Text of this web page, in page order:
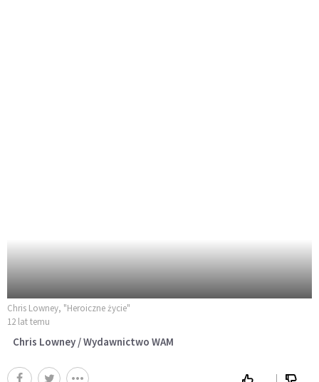
Chris Lowney, "Heroiczne życie"
12 lat temu
Chris Lowney / Wydawnictwo WAM